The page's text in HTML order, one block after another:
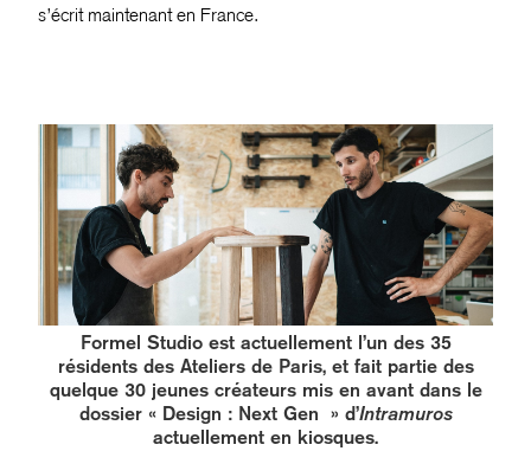
s’écrit maintenant en France.
Formel Studio est actuellement l’un des 35
résidents des Ateliers de Paris, et fait partie des
quelque 30 jeunes créateurs mis en avant dans le
dossier « Design : Next Gen » d’Intramuros
actuellement en kiosques.